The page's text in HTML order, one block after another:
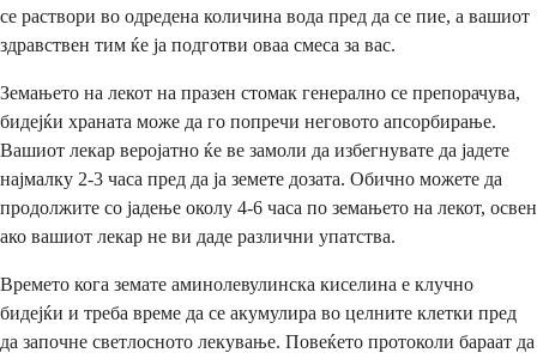
се раствори во одредена количина вода пред да се пие, а вашиот
здравствен тим ќе ја подготви оваа смеса за вас.
Земањето на лекот на празен стомак генерално се препорачува,
бидејќи храната може да го попречи неговото апсорбирање.
Вашиот лекар веројатно ќе ве замоли да избегнувате да јадете
најмалку 2-3 часа пред да ја земете дозата. Обично можете да
продолжите со јадење околу 4-6 часа по земањето на лекот, освен
ако вашиот лекар не ви даде различни упатства.
Времето кога земате аминолевулинска киселина е клучно
бидејќи и треба време да се акумулира во целните клетки пред
да започне светлосното лекување. Повеќето протоколи бараат да